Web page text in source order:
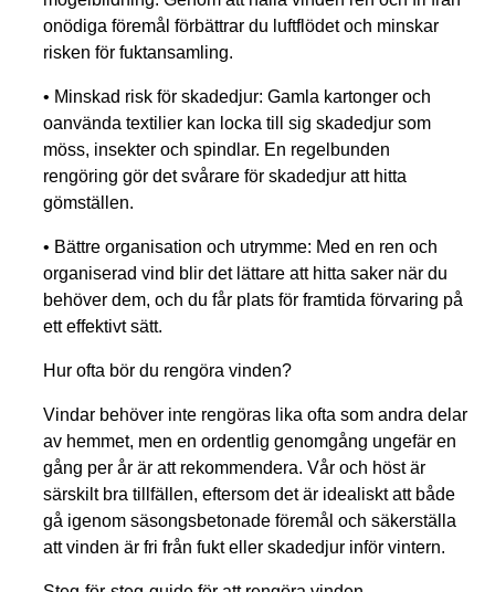
onödiga föremål förbättrar du luftflödet och minskar
risken för fuktansamling.
• Minskad risk för skadedjur: Gamla kartonger och
oanvända textilier kan locka till sig skadedjur som
möss, insekter och spindlar. En regelbunden
rengöring gör det svårare för skadedjur att hitta
gömställen.
• Bättre organisation och utrymme: Med en ren och
organiserad vind blir det lättare att hitta saker när du
behöver dem, och du får plats för framtida förvaring på
ett effektivt sätt.
Hur ofta bör du rengöra vinden?
Vindar behöver inte rengöras lika ofta som andra delar
av hemmet, men en ordentlig genomgång ungefär en
gång per år är att rekommendera. Vår och höst är
särskilt bra tillfällen, eftersom det är idealiskt att både
gå igenom säsongsbetonade föremål och säkerställa
att vinden är fri från fukt eller skadedjur inför vintern.